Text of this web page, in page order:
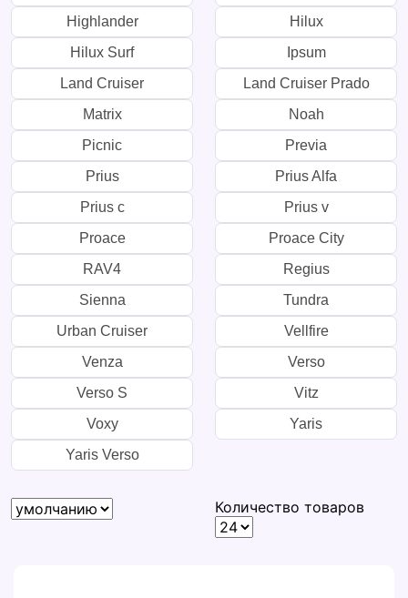
Highlander
Hilux
Hilux Surf
Ipsum
Land Cruiser
Land Cruiser Prado
Matrix
Noah
Picnic
Previa
Prius
Prius Alfa
Prius c
Prius v
Proace
Proace City
RAV4
Regius
Sienna
Tundra
Urban Cruiser
Vellfire
Venza
Verso
Verso S
Vitz
Voxy
Yaris
Yaris Verso
Количество товаров